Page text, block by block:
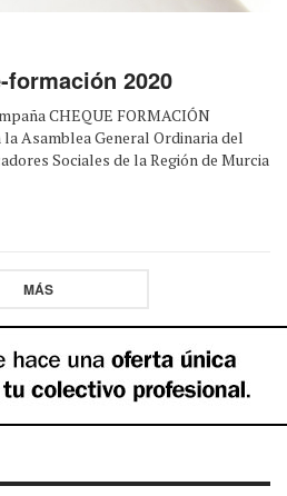
formación 2020
CHEQUE FORMACIÓN
la Asamblea General Ordinaria del
Sociales de la Región de Murcia
MÁS